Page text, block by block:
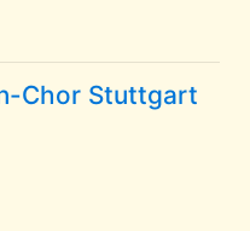
Chor Stuttgart